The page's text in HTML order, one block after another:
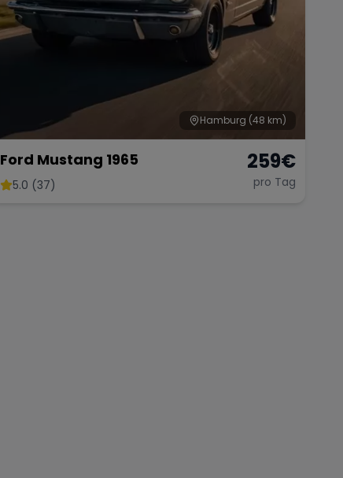
Hamburg (48 km)
Ford Mustang 1965
5.0 (37)
259€
pro Tag